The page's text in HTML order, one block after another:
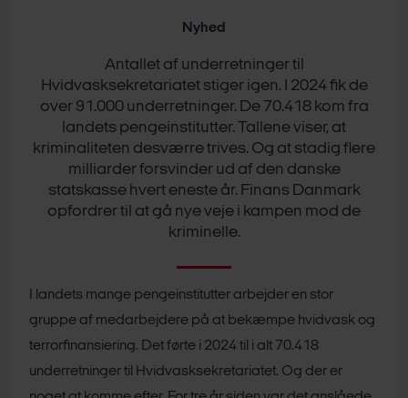
Nyhed
Antallet af underretninger til
Hvidvasksekretariatet stiger igen. I 2024 fik de
over 91.000 underretninger. De 70.418 kom fra
landets pengeinstitutter. Tallene viser, at
kriminaliteten desværre trives. Og at stadig flere
milliarder forsvinder ud af den danske
statskasse hvert eneste år. Finans Danmark
opfordrer til at gå nye veje i kampen mod de
kriminelle.
I landets mange pengeinstitutter arbejder en stor
gruppe af medarbejdere på at bekæmpe hvidvask og
terrorfinansiering. Det førte i 2024 til i alt 70.418
underretninger til Hvidvasksekretariatet. Og der er